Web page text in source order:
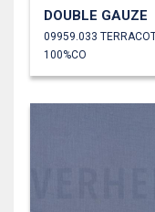
DOUBLE GAUZE
09959.033
100%CO